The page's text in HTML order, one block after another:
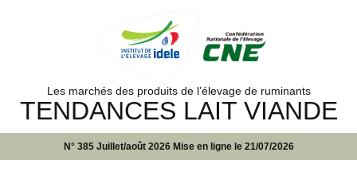
Les marchés des produits de l’élevage de ruminants
TENDANCES LAIT VIANDE
N° 385 Juillet/août 2026 Mise en ligne le 21/07/2026